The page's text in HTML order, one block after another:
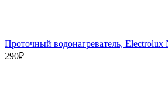
Проточный водонагреватель, Electrolux
290₽